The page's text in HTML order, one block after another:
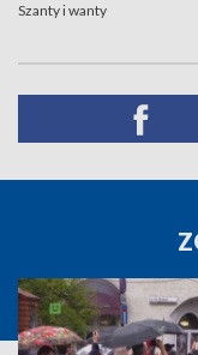
Szanty i wanty